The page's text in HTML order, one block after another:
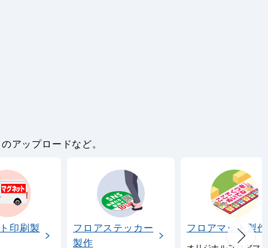
アップロードなど。
印刷製
フロアステッカー
製作
フロアマット製作